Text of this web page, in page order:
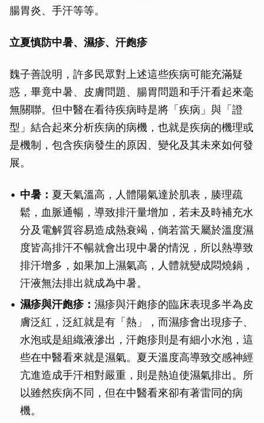
腸胃炎、手汗等等。
立夏慎防中暑、濕疹、汗皰疹
魏子善說明，許多民眾對上述這些疾病可能充滿疑
惑，畢竟中暑、皮膚問題、腸胃問題和手汗看起來毫
無關聯。但中醫在看待疾病時是將「疾病」與「證
型」結合起來分析疾病的病機，也就是疾病的機理或
是機制，包含疾病發生的原因、變化及其未來如何發
展。
中暑： 夏天氣溫高，人體陽氣達於肌表，腠理疏
鬆，血脈通暢，導致排汗量增加，若未及時補充水
分及電解質容易造成熱衰竭，倘若當天屬於溫度濕
度皆高排汗不暢就會出現中暑的情況，所以熱導致
排汗增多，如果加上濕氣高，人體就變成悶燒鍋，
汗液無法排出就成為中暑。
濕疹與汗皰疹： 濕疹與汗皰疹的臨床表現多半為皮
膚泛紅，泛紅就是有「熱」，而濕疹會出現疹子、
水泡或是組織液滲出，汗皰疹則是有細小水泡，這
些在中醫看來就是濕氣。夏天溫度高導致交感神經
亢進造成手汗相對嚴重，則是熱迫使濕氣排出。所
以雖然疾病不同，但在中醫看來卻有著雷同的病
機。